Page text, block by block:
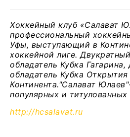
Хоккейный клуб «Салават
профессиональный
Уфы, выступающий в
хоккейной лиге.
обладатель Кубка Гагарина,
обладатель Кубка Открытия
Континента."Салават
популярных и
http://hcsalavat.ru